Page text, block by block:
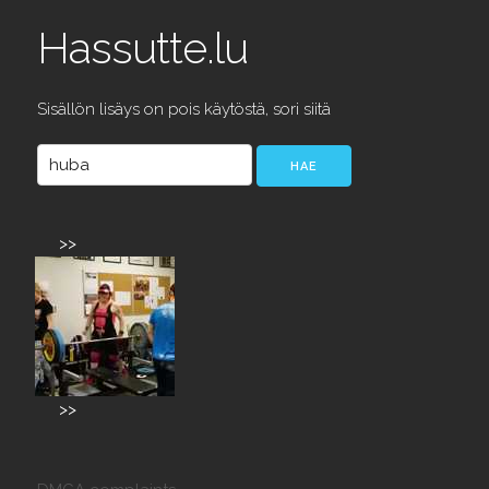
Hassutte.lu
Sisällön lisäys on pois käytöstä, sori siitä
>>
>>